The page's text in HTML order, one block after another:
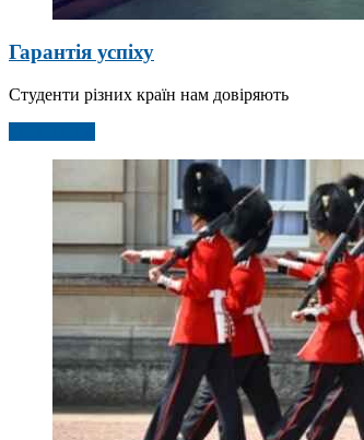
Гарантія успіху
Студенти різних країн нам довіряють